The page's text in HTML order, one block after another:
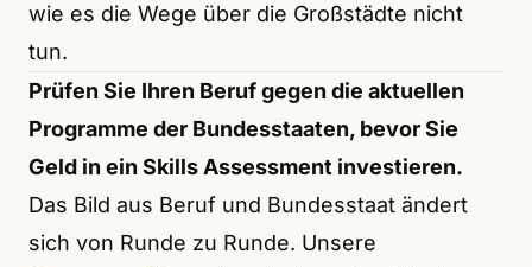
wie es die Wege über die Großstädte nicht
tun.
Prüfen Sie Ihren Beruf gegen die aktuellen
Programme der Bundesstaaten, bevor Sie
Geld in ein Skills Assessment investieren.
Das Bild aus Beruf und Bundesstaat ändert
sich von Runde zu Runde. Unsere